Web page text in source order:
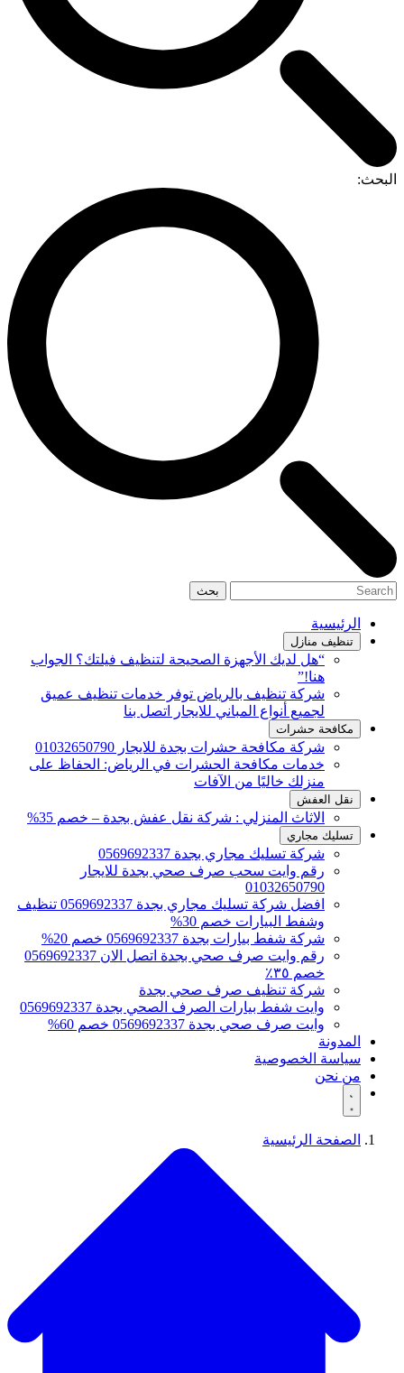
البحث:
بحث
الرئيسية
تنظيف منازل
“هل لديك الأجهزة الصحيحة لتنظيف فيلتك؟ الجواب
هنا!”
شركة تنظيف بالرياض توفر خدمات تنظيف عميق
لجميع أنواع المباني للايجار اتصل بنا
مكافحة حشرات
شركة مكافحة حشرات بجدة للايجار 01032650790
خدمات مكافحة الحشرات في الرياض: الحفاظ على
منزلك خاليًا من الآفات
نقل العفش
الاثاث المنزلي : شركة نقل عفش بجدة – خصم 35%
تسليك مجاري
شركة تسليك مجاري بجدة 0569692337
رقم وايت سحب صرف صحي بجدة للايجار
01032650790
افضل شركة تسليك مجاري بجدة 0569692337 تنظيف
وشفط البيارات خصم 30%
شركة شفط بيارات بجدة 0569692337 خصم 20%
رقم وايت صرف صحي بجدة اتصل الان 0569692337
خصم ٣٥٪
شركة تنظيف صرف صحي بجدة
وايت شفط بيارات الصرف الصحي بجدة 0569692337
وايت صرف صحي بجدة 0569692337 خصم 60%
المدونة
سياسة الخصوصية
من نحن
الصفحة الرئيسية